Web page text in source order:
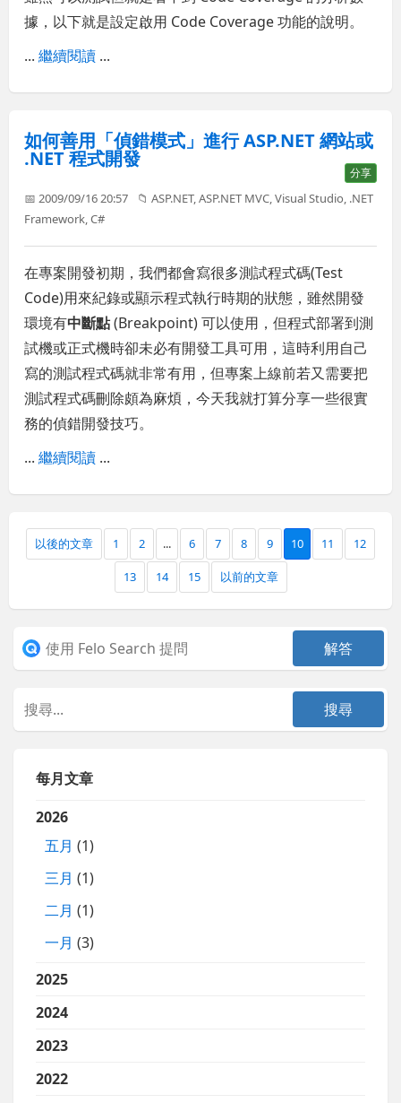
據，以下就是設定啟用 Code Coverage 功能的說明。
...繼續閱讀 ...
如何善用「偵錯模式」進行 ASP.NET 網站或
.NET 程式開發
分享
📅 2009/09/16 20:57 📁ASP.NET,ASP.NET MVC,Visual Studio, .NET
Framework,C#
在專案開發初期，我們都會寫很多測試程式碼(Test
Code)用來紀錄或顯示程式執行時期的狀態，雖然開發
環境有中斷點(Breakpoint) 可以使用，但程式部署到測
試機或正式機時卻未必有開發工具可用，這時利用自己
寫的測試程式碼就非常有用，但專案上線前若又需要把
測試程式碼刪除頗為麻煩，今天我就打算分享一些很實
務的偵錯開發技巧。
...繼續閱讀 ...
以後的文章 1 2 ... 6 7 8 9 10 11 12
13 14 15 以前的文章
每月文章
2026
五月 (1)
三月 (1)
二月 (1)
一月 (3)
2025
2024
2023
2022